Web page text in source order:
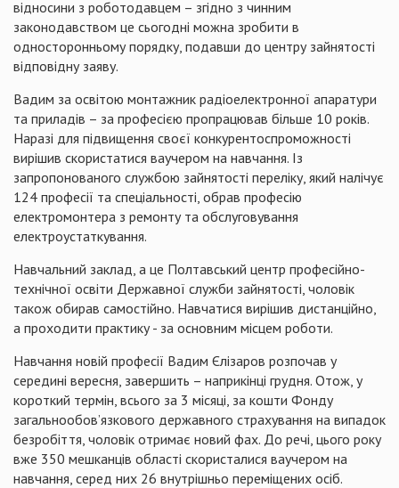
відносини з роботодавцем – згідно з чинним
законодавством це сьогодні можна зробити в
односторонньому порядку, подавши до центру зайнятості
відповідну заяву.
Вадим за освітою монтажник радіоелектронної апаратури
та приладів – за професією пропрацював більше 10 років.
Наразі для підвищення своєї конкурентоспроможності
вирішив скористатися ваучером на навчання. Із
запропонованого службою зайнятості переліку, який налічує
124 професії та спеціальності, обрав професію
електромонтера з ремонту та обслуговування
електроустаткування.
Навчальний заклад, а це Полтавський центр професійно-
технічної освіти Державної служби зайнятості, чоловік
також обирав самостійно. Навчатися вирішив дистанційно,
а проходити практику - за основним місцем роботи.
Навчання новій професії Вадим Єлізаров розпочав у
середині вересня, завершить – наприкінці грудня. Отож, у
короткий термін, всього за 3 місяці, за кошти Фонду
загальнообов’язкового державного страхування на випадок
безробіття, чоловік отримає новий фах. До речі, цього року
вже 350 мешканців області скористалися ваучером на
навчання, серед них 26 внутрішньо переміщених осіб.